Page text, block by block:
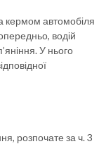
кермом автомобіля
водій
У нього
розпочате за ч. 3